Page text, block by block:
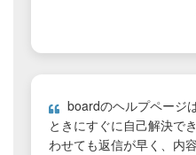
boardのヘルプページ
ときにすぐに自己解決で
わせても返信が早く、内